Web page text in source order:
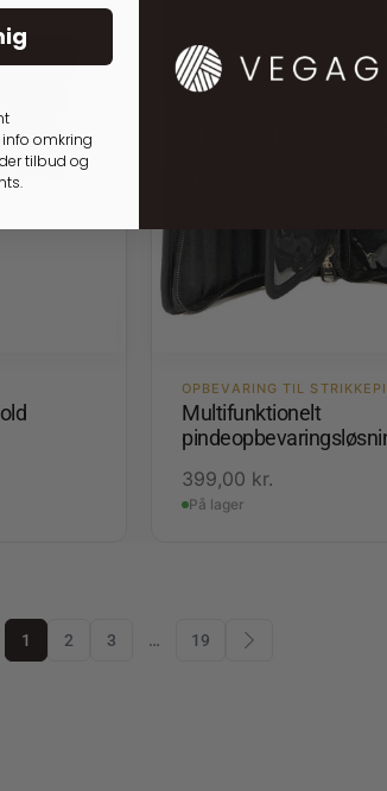
OPBEVARING TIL
Multifunktionelt
399,00 kr.
På lager
1 2 3 … 19
omkring
tilbud og